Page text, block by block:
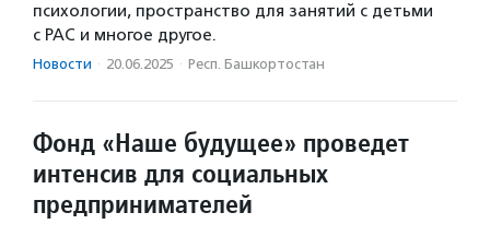
психологии, пространство для занятий с детьми
с РАС и многое другое.
Новости · 20.06.2025 · Респ. Башкортостан
Фонд «Наше будущее» проведет
интенсив для социальных
предпринимателей